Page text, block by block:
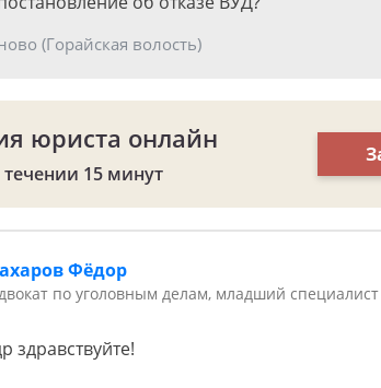
(Горайская волость)
юриста онлайн
течении 15 минут
Фёдор
по уголовным делам, младший специалист
здравствуйте!